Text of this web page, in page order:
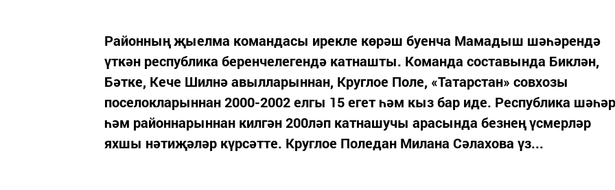
Районның җыелма командасы ирекле көрәш буенча Мамадыш шәһәрендә
үткән республика беренчелегендә катнашты. Команда составында Биклән,
Бәтке, Кече Шилнә авылларыннан, Круглое Поле, «Татарстан» совхозы
поселокларыннан 2000-2002 елгы 15 егет һәм кыз бар иде. Республика шәһәр
һәм районнарыннан килгән 200ләп катнашучы арасында безнең үсмерләр
яхшы нәтиҗәләр күрсәтте. Круглое Поледан Милана Сәлахова үз...